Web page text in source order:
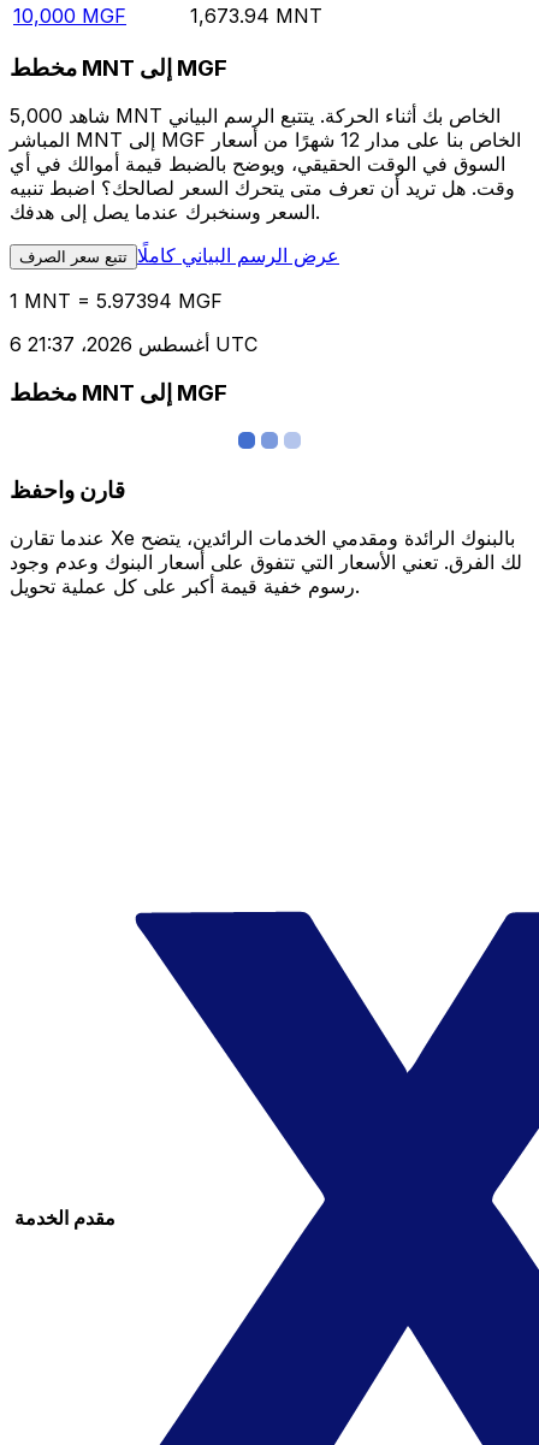
10,000 MGF 1,673.94 MNT
مخطط MNT إلى MGF
شاهد 5,000 MNT الخاص بك أثناء الحركة. يتتبع الرسم البياني
المباشر MNT إلى MGF الخاص بنا على مدار 12 شهرًا من أسعار
السوق في الوقت الحقيقي، ويوضح بالضبط قيمة أموالك في أي
وقت. هل تريد أن تعرف متى يتحرك السعر لصالحك؟ اضبط تنبيه
السعر وسنخبرك عندما يصل إلى هدفك.
تتبع سعر الصرف عرض الرسم البياني كاملًا
1 MNT = 5.97394 MGF
6 أغسطس 2026، 21:37 UTC
مخطط MNT إلى MGF
قارن واحفظ
عندما تقارن Xe بالبنوك الرائدة ومقدمي الخدمات الرائدين، يتضح
لك الفرق. تعني الأسعار التي تتفوق على أسعار البنوك وعدم وجود
رسوم خفية قيمة أكبر على كل عملية تحويل.
مقدم الخدمة